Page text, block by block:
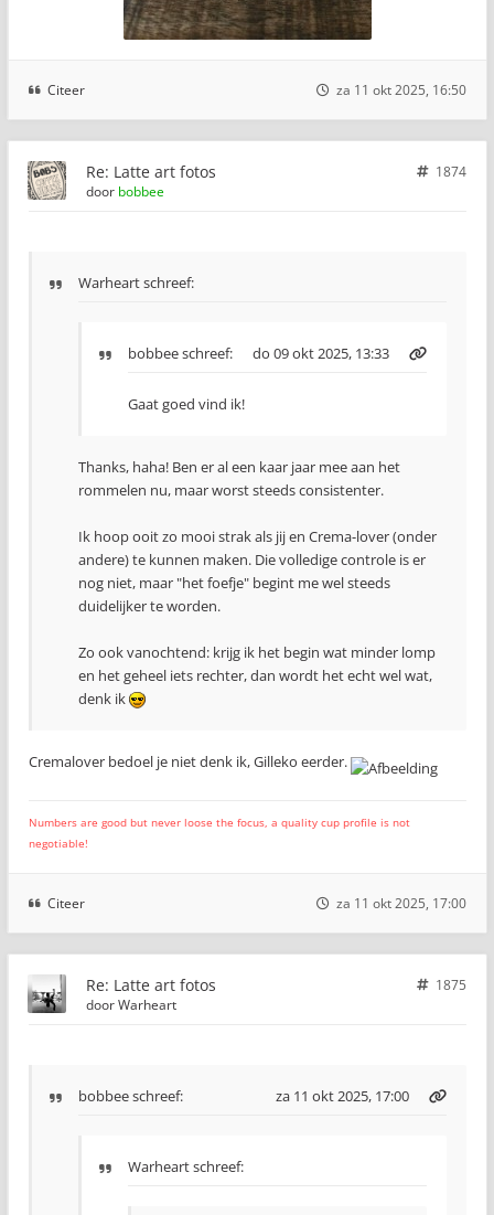
Citeer za 11 okt 2025, 16:50
Re: Latte art fotos
1874
door bobbee
Warheart schreef:
bobbeeschreef: do 09 okt 2025, 13:33
Gaat goed vind ik!
Thanks, haha! Ben er al een kaar jaar mee aan het
rommelen nu, maar worst steeds consistenter.
Ik hoop ooit zo mooi strak als jij en Crema-lover (onder
andere) te kunnen maken. Die volledige controle is er
nog niet, maar "het foefje" begint me wel steeds
duidelijker te worden.
Zo ook vanochtend: krijg ik het begin wat minder lomp
en het geheel iets rechter, dan wordt het echt wel wat,
denk ik
Cremalover bedoel je niet denk ik, Gilleko eerder.
Numbers are good but never loose the focus, a quality cup profile is not
negotiable!
Citeer za 11 okt 2025, 17:00
Re: Latte art fotos
1875
doorWarheart
bobbeeschreef: za 11 okt 2025, 17:00
Warheart schreef: